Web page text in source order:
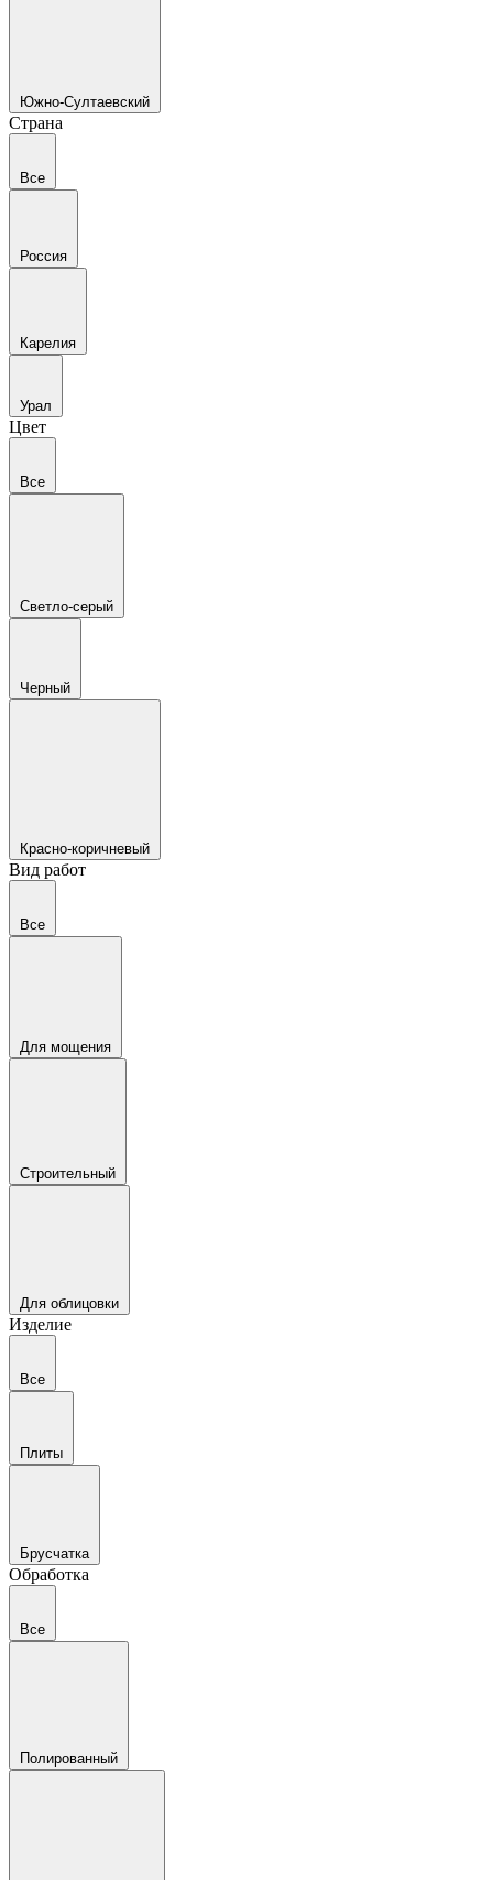
Южно-Султаевский
Страна
Все
Россия
Карелия
Урал
Цвет
Все
Светло-серый
Черный
Красно-коричневый
Вид работ
Все
Для мощения
Строительный
Для облицовки
Изделие
Все
Плиты
Брусчатка
Обработка
Все
Полированный